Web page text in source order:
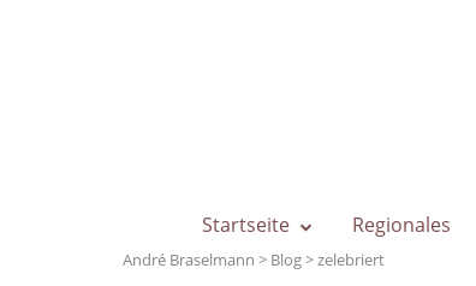
Startseite Regionales
André Braselmann > Blog>zelebriert